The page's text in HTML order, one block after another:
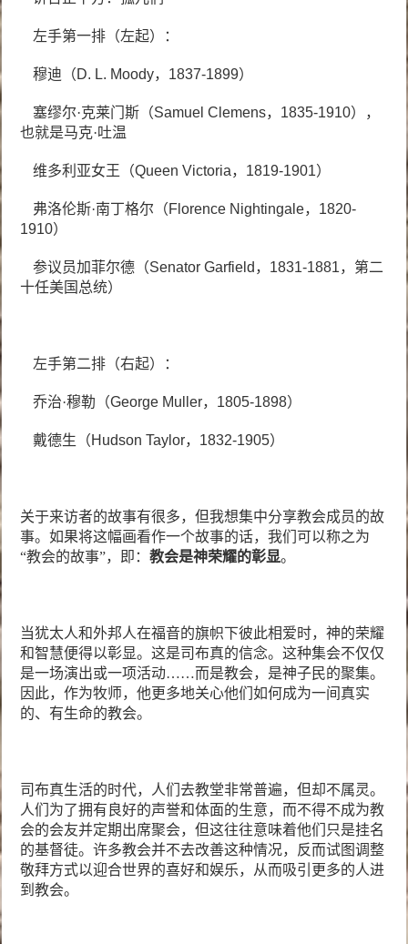
左手第一排（左起）：
穆迪（D. L. Moody， 1837-1899）
塞缪尔·克莱门斯（Samuel Clemens， 1835-1910），
也就是马克·吐温
维多利亚女王（Queen Victoria， 1819-1901）
弗洛伦斯·南丁格尔（Florence Nightingale， 1820-
1910）
参议员加菲尔德（Senator Garfield ， 1831-1881，第二
十任美国总统）
左手第二排（右起）：
乔治·穆勒（George Muller， 1805-1898）
戴德生（Hudson Taylor， 1832-1905）
关于来访者的故事有很多，但我想集中分享教会成员的故
事。如果将这幅画看作一个故事的话，我们可以称之为
“教会的故事”，即：教会是神荣耀的彰显。
当犹太人和外邦人在福音的旗帜下彼此相爱时，神的荣耀
和智慧便得以彰显。这是司布真的信念。这种集会不仅仅
是一场演出或一项活动……而是教会，是神子民的聚集。
因此，作为牧师，他更多地关心他们如何成为一间真实
的、有生命的教会。
司布真生活的时代，人们去教堂非常普遍，但却不属灵。
人们为了拥有良好的声誉和体面的生意，而不得不成为教
会的会友并定期出席聚会，但这往往意味着他们只是挂名
的基督徒。许多教会并不去改善这种情况，反而试图调整
敬拜方式以迎合世界的喜好和娱乐，从而吸引更多的人进
到教会。